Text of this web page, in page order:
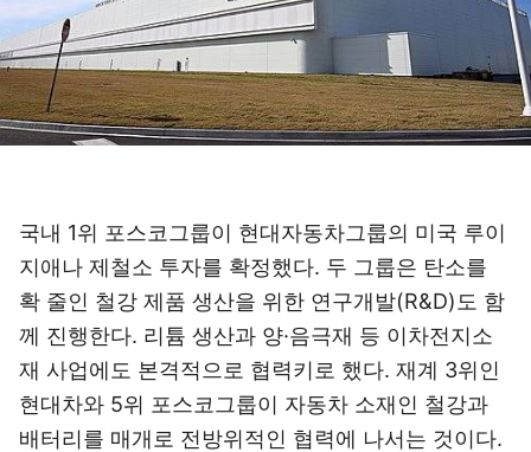
국내 1위 포스코그룹이 현대자동차그룹의 미국 루이
지애나 제철소 투자를 확정했다. 두 그룹은 탄소를
확 줄인 철강 제품 생산을 위한 연구개발(R&D)도 함
께 진행한다. 리튬 생산과 양·음극재 등 이차전지소
재 사업에도 본격적으로 협력키로 했다. 재계 3위인
현대차와 5위 포스코그룹이 자동차 소재인 철강과
배터리를 매개로 전방위적인 협력에 나서는 것이다.